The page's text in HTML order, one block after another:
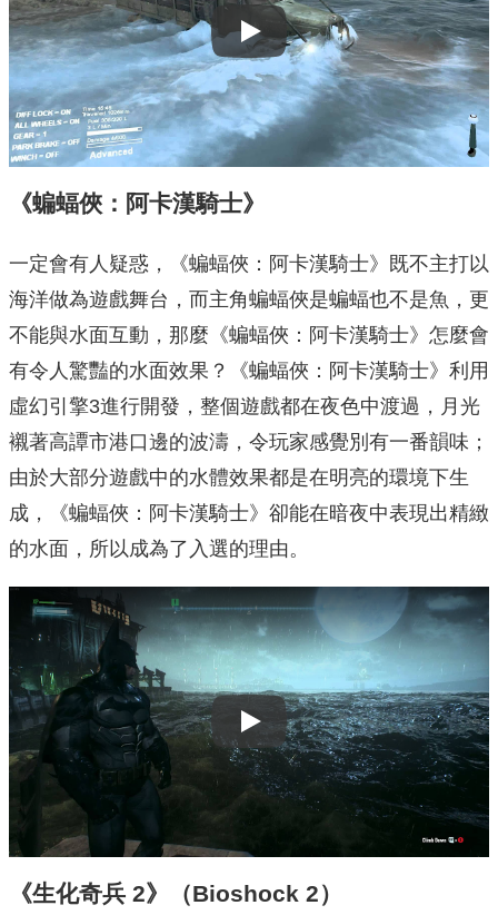
Play
《蝙蝠俠：阿卡漢騎士》
一定會有人疑惑，《蝙蝠俠：阿卡漢騎士》既不主打以
海洋做為遊戲舞台，而主角蝙蝠俠是蝙蝠也不是魚，更
不能與水面互動，那麼《蝙蝠俠：阿卡漢騎士》怎麼會
有令人驚豔的水面效果？《蝙蝠俠：阿卡漢騎士》利用
虛幻引擎3進行開發，整個遊戲都在夜色中渡過，月光
襯著高譚市港口邊的波濤，令玩家感覺別有一番韻味；
由於大部分遊戲中的水體效果都是在明亮的環境下生
成，《蝙蝠俠：阿卡漢騎士》卻能在暗夜中表現出精緻
的水面，所以成為了入選的理由。
Play
《生化奇兵 2》（Bioshock 2）